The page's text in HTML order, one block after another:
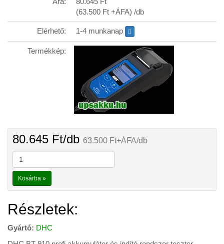
(63.500 Ft +ÁFA) /db
Elérhető: 1-4 munkanap
Termékkép:
80.645 Ft/db 63.500 Ft+ÁFA/db
Kosárba »
Részletek:
Gyártó: DHC